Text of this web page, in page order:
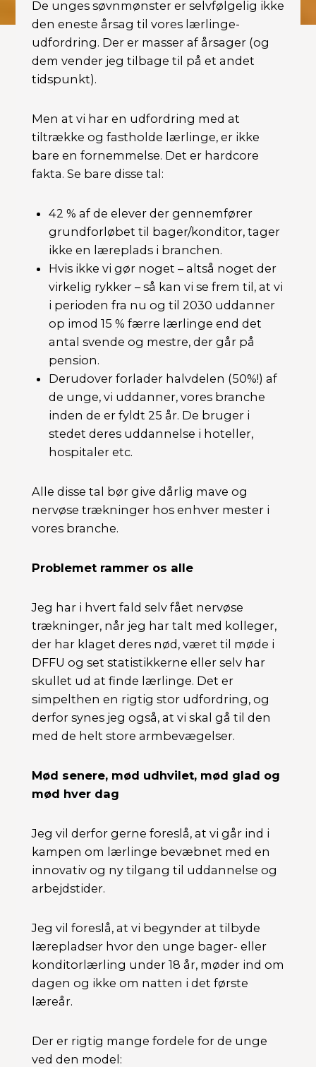
De unges søvnmønster er selvfølgelig ikke
den eneste årsag til vores lærlinge-
udfordring. Der er masser af årsager (og
dem vender jeg tilbage til på et andet
tidspunkt).
Men at vi har en udfordring med at
tiltrække og fastholde lærlinge, er ikke
bare en fornemmelse. Det er hardcore
fakta. Se bare disse tal:
42 % af de elever der gennemfører
grundforløbet til bager/konditor, tager
ikke en læreplads i branchen.
Hvis ikke vi gør noget – altså noget der
virkelig rykker – så kan vi se frem til, at vi
i perioden fra nu og til 2030 uddanner
op imod 15 % færre lærlinge end det
antal svende og mestre, der går på
pension.
Derudover forlader halvdelen (50%!) af
de unge, vi uddanner, vores branche
inden de er fyldt 25 år. De bruger i
stedet deres uddannelse i hoteller,
hospitaler etc.
Alle disse tal bør give dårlig mave og
nervøse trækninger hos enhver mester i
vores branche.
Problemet rammer os alle
Jeg har i hvert fald selv fået nervøse
trækninger, når jeg har talt med kolleger,
der har klaget deres nød, været til møde i
DFFU og set statistikkerne eller selv har
skullet ud at finde lærlinge. Det er
simpelthen en rigtig stor udfordring, og
derfor synes jeg også, at vi skal gå til den
med de helt store armbevægelser.
Mød senere, mød udhvilet, mød glad og
mød hver dag
Jeg vil derfor gerne foreslå, at vi går ind i
kampen om lærlinge bevæbnet med en
innovativ og ny tilgang til uddannelse og
arbejdstider.
Jeg vil foreslå, at vi begynder at tilbyde
lærepladser hvor den unge bager- eller
konditorlærling under 18 år, møder ind om
dagen og ikke om natten i det første
læreår.
Der er rigtig mange fordele for de unge
ved den model: